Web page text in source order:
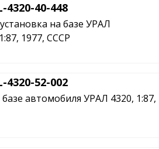
4320-40-448
на базе УРАЛ
1977, СССР
4320-52-002
автомобиля УРАЛ 4320, 1:87,